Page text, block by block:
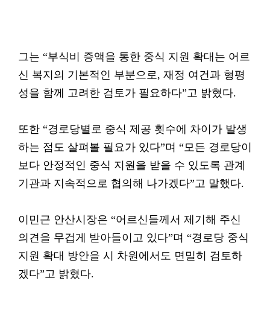
그는 “부식비 증액을 통한 중식 지원 확대는 어르
신 복지의 기본적인 부분으로, 재정 여건과 형평
성을 함께 고려한 검토가 필요하다”고 밝혔다.
또한 “경로당별로 중식 제공 횟수에 차이가 발생
하는 점도 살펴볼 필요가 있다”며 “모든 경로당이
보다 안정적인 중식 지원을 받을 수 있도록 관계
기관과 지속적으로 협의해 나가겠다”고 말했다.
이민근 안산시장은 “어르신들께서 제기해 주신
의견을 무겁게 받아들이고 있다”며 “경로당 중식
지원 확대 방안을 시 차원에서도 면밀히 검토하
겠다”고 밝혔다.